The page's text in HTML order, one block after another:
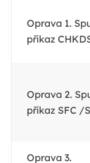
Oprava 1.
příkaz
Oprava 2.
příkaz SFC /
Oprava 3.